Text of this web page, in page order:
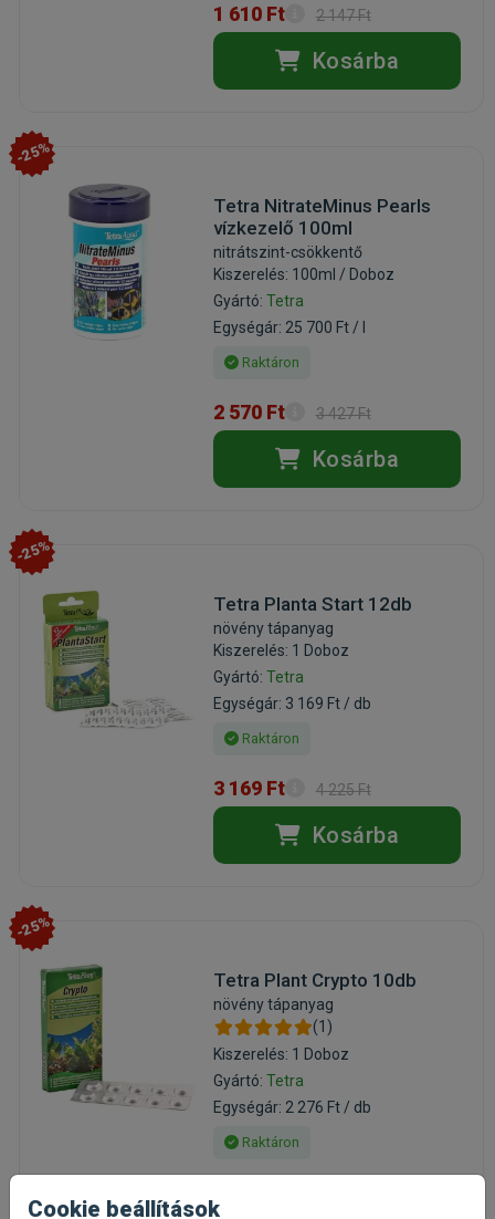
1 610 Ft 2 147 Ft
Kosárba
-25%
Tetra NitrateMinus Pearls
vízkezelő 100ml
nitrátszint-csökkentő
Kiszerelés: 100ml / Doboz
Gyártó: Tetra
Egységár: 25 700 Ft / l
Raktáron
2 570 Ft 3 427 Ft
Kosárba
-25%
Tetra Planta Start 12db
növény tápanyag
Kiszerelés: 1 Doboz
Gyártó: Tetra
Egységár: 3 169 Ft / db
Raktáron
3 169 Ft 4 225 Ft
Kosárba
-25%
Tetra Plant Crypto 10db
növény tápanyag
(1)
Kiszerelés: 1 Doboz
Gyártó: Tetra
Egységár: 2 276 Ft / db
Raktáron
Cookie beállítások